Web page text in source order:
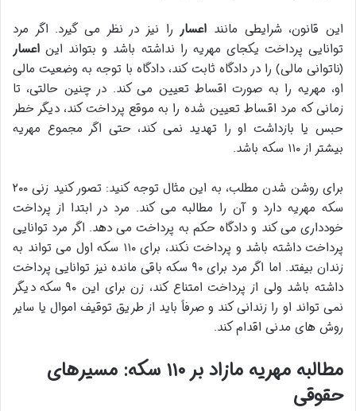
این قانون، شرایطی مانند اعسار را نیز در نظر می گیرد. اگر مرد
توانایی پرداخت یکجای مهریه را نداشته باشد و بتواند این اعسار
(ناتوانی مالی) را در دادگاه ثابت کند، دادگاه با توجه به وضعیت مالی
او، مهریه را به صورت اقساط تعیین می کند. در چنین حالتی، تا
زمانی که مرد اقساط تعیین شده را به موقع پرداخت کند، دیگر خطر
حبس یا بازداشت او را تهدید نمی کند، حتی اگر مجموع مهریه
بیشتر از ۱۱۰ سکه باشد.
برای روشن شدن مطلب، به این مثال توجه کنید: تصور کنید زنی ۲۰۰
سکه مهریه دارد و آن را مطالبه می کند. مرد در ابتدا از پرداخت
خودداری می کند و دادگاه حکم به پرداخت می دهد. اگر مرد توانایی
پرداخت داشته باشد و پرداخت نکند، برای ۱۱۰ سکه اول می تواند به
زندان بیفتد. اما اگر مرد برای ۹۰ سکه باقی مانده نیز توانایی پرداخت
داشته باشد ولی از پرداخت امتناع کند، زن برای این ۹۰ سکه دیگر
نمی تواند او را زندانی کند و صرفاً باید از طریق توقیف اموال یا سایر
روش های مدنی اقدام کند.
مطالبه مهریه مازاد بر ۱۱۰ سکه: مسیرهای
حقوقی